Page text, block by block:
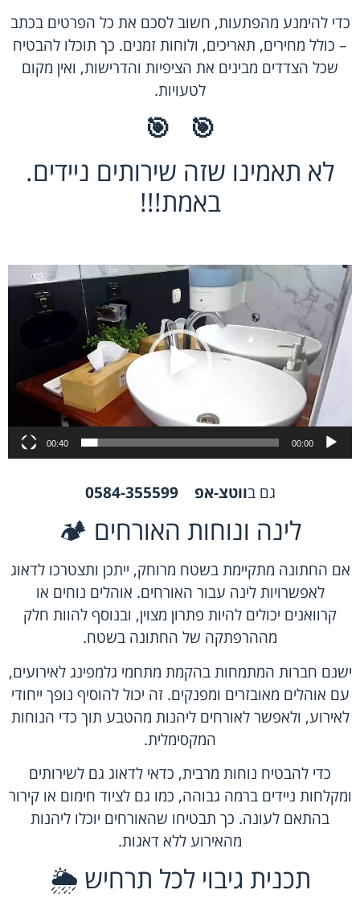
כדי להימנע מהפתעות, חשוב לסכם את כל הפרטים בכתב
– כולל מחירים, תאריכים, ולוחות זמנים. כך תוכלו להבטיח
שכל הצדדים מבינים את הציפיות והדרישות, ואין מקום
לטעויות.
🎯
🎯
לא תאמינו שזה שירותים ניידים.
באמת!!!
נגן
וידאו
00:00
00:40
גם בווטצ-אפ 0584-355599
לינה ונוחות האורחים 🏕️
אם החתונה מתקיימת בשטח מרוחק, ייתכן ותצטרכו לדאוג
לאפשרויות לינה עבור האורחים. אוהלים נוחים או
קרוואנים יכולים להיות פתרון מצוין, ובנוסף להוות חלק
מההרפתקה של החתונה בשטח.
ישנם חברות המתמחות בהקמת מתחמי גלמפינג לאירועים,
עם אוהלים מאובזרים ומפנקים. זה יכול להוסיף נופך ייחודי
לאירוע, ולאפשר לאורחים ליהנות מהטבע תוך כדי הנוחות
המקסימלית.
כדי להבטיח נוחות מרבית, כדאי לדאוג גם לשירותים
ומקלחות ניידים ברמה גבוהה, כמו גם לציוד חימום או קירור
בהתאם לעונה. כך תבטיחו שהאורחים יוכלו ליהנות
מהאירוע ללא דאגות.
תכנית גיבוי לכל תרחיש 🌦️